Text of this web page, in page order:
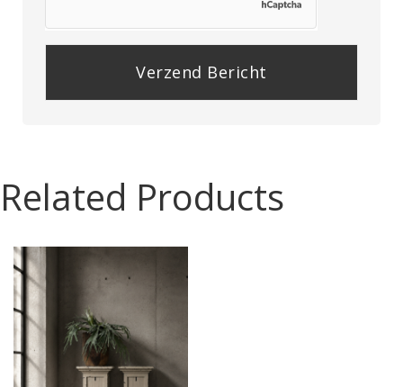
e
Related Products